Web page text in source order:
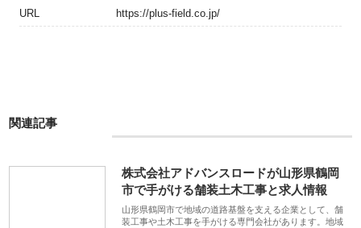
URL https://plus-field.co.jp/
関連記事
株式会社アドバンスロードが山形県鶴岡
市で手がける舗装土木工事と求人情報
山形県鶴岡市で地域の道路基盤を支える企業として、舗
装工事や土木工事を手がける専門会社があります。地域